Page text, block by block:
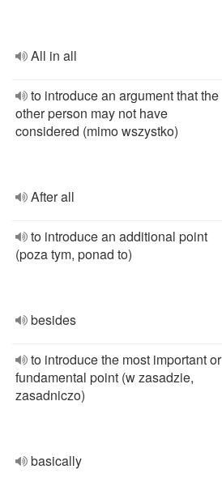
All in all
to introduce an argument that the
other person may not have
considered (mimo wszystko)
After all
to introduce an additional point
(poza tym, ponad to)
besides
to introduce the most important or
fundamental point (w zasadzie,
zasadniczo)
basically